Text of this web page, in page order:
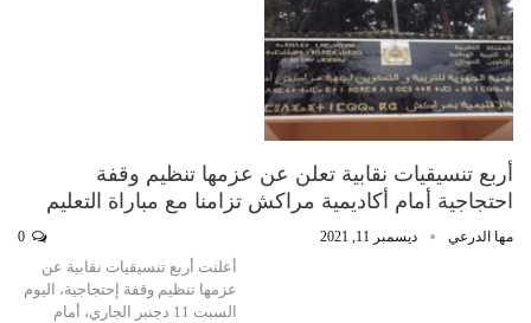
أربع تنسيقيات نقابية تعلن عن عزمها تنظيم وقفة
احتجاجية أمام أكاديمية مراكش تزامنا مع مباراة التعليم
مها الدرعي ديسمبر 11, 2021
أعلنت أربع تنسيقيات نقابية عن
عزمها تنظيم وقفة إحتجاجية، اليوم
السبت 11 دجنبر الجاري، أمام